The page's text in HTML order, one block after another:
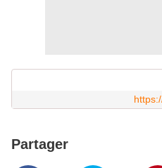
Partager